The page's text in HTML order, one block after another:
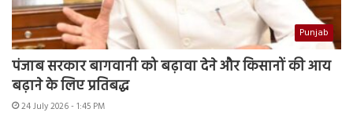
Punjab
पंजाब सरकार बागवानी को बढ़ावा देने और किसानों की आय
बढ़ाने के लिए प्रतिबद्ध
24 July 2026 - 1:45 PM